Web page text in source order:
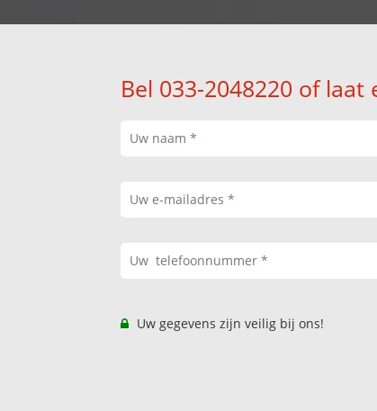
Bel 033-2048220 of
Uw gegevens zijn veilig bij ons!